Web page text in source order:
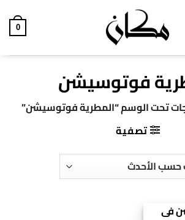
0
فوتوسيشن
تحت الوسم “المطرية فوتوسيشن”
تصفية